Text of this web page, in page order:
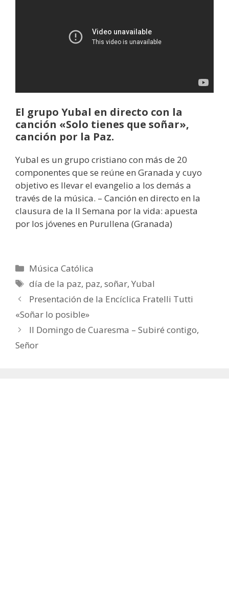
El grupo Yubal en directo con la
canción «Solo tienes que soñar»,
canción por la Paz.
Yubal es un grupo cristiano con más de 20
componentes que se reúne en Granada y cuyo
objetivo es llevar el evangelio a los demás a
través de la música. – Canción en directo en la
clausura de la II Semana por la vida: apuesta
por los jóvenes en Purullena (Granada)
Categorías
Música Católica
Etiquetas
día de la paz, paz,soñar,Yubal
Presentación de la Encíclica Fratelli Tutti
«Soñar lo posible»
II Domingo de Cuaresma – Subiré contigo,
Señor